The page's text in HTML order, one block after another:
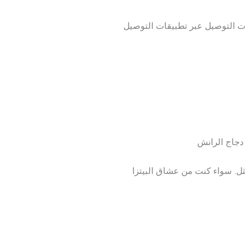
التوصيل عبر تطبيقات التوصيل
دجاج الرانش
سواء كنت من عشاق البيتزا